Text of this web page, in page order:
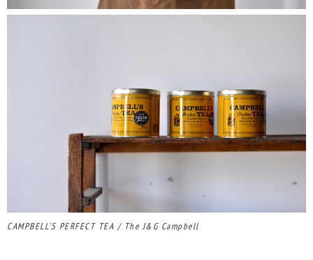
CAMPBELL'S PERFECT TEA / The J&G Campbell